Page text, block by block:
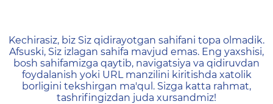
404 — Страница не
Kechirasiz, biz Siz qidirayotgan sahifani topa olmadik.
Afsuski, Siz izlagan sahifa mavjud emas. Eng yaxshisi,
bosh sahifamizga qaytib, navigatsiya va qidiruvdan
foydalanish yoki URL manzilini kiritishda xatolik
borligini tekshirgan ma'qul. Sizga katta rahmat,
tashrifingizdan juda xursandmiz!